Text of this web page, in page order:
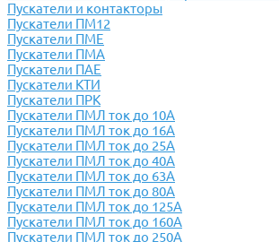
Пускатели и контакторы
Пускатели ПМ12
Пускатели ПМЕ
Пускатели ПМА
Пускатели ПАЕ
Пускатели КТИ
Пускатели ПРК
Пускатели ПМЛ ток до 10А
Пускатели ПМЛ ток до 16А
Пускатели ПМЛ ток до 25А
Пускатели ПМЛ ток до 40А
Пускатели ПМЛ ток до 63А
Пускатели ПМЛ ток до 80А
Пускатели ПМЛ ток до 125А
Пускатели ПМЛ ток до 160А
Пускатели ПМЛ ток до 250А